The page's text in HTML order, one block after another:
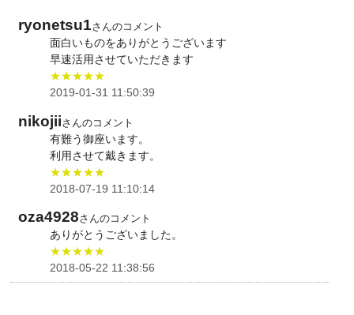
ryonetsu1さんのコメント
面白いものをありがとうございます
早速活用させていただきます
★★★★★
2019-01-31 11:50:39
nikojiiさんのコメント
有難う御座います。
利用させて戴きます。
★★★★★
2018-07-19 11:10:14
oza4928さんのコメント
ありがとうございました。
★★★★★
2018-05-22 11:38:56